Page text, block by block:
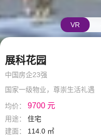
VR
展科花园
中国房企23强
国家一级物业，尊崇生活礼遇
均价： 9700 元
用途： 住宅
建面：
114.0 ㎡